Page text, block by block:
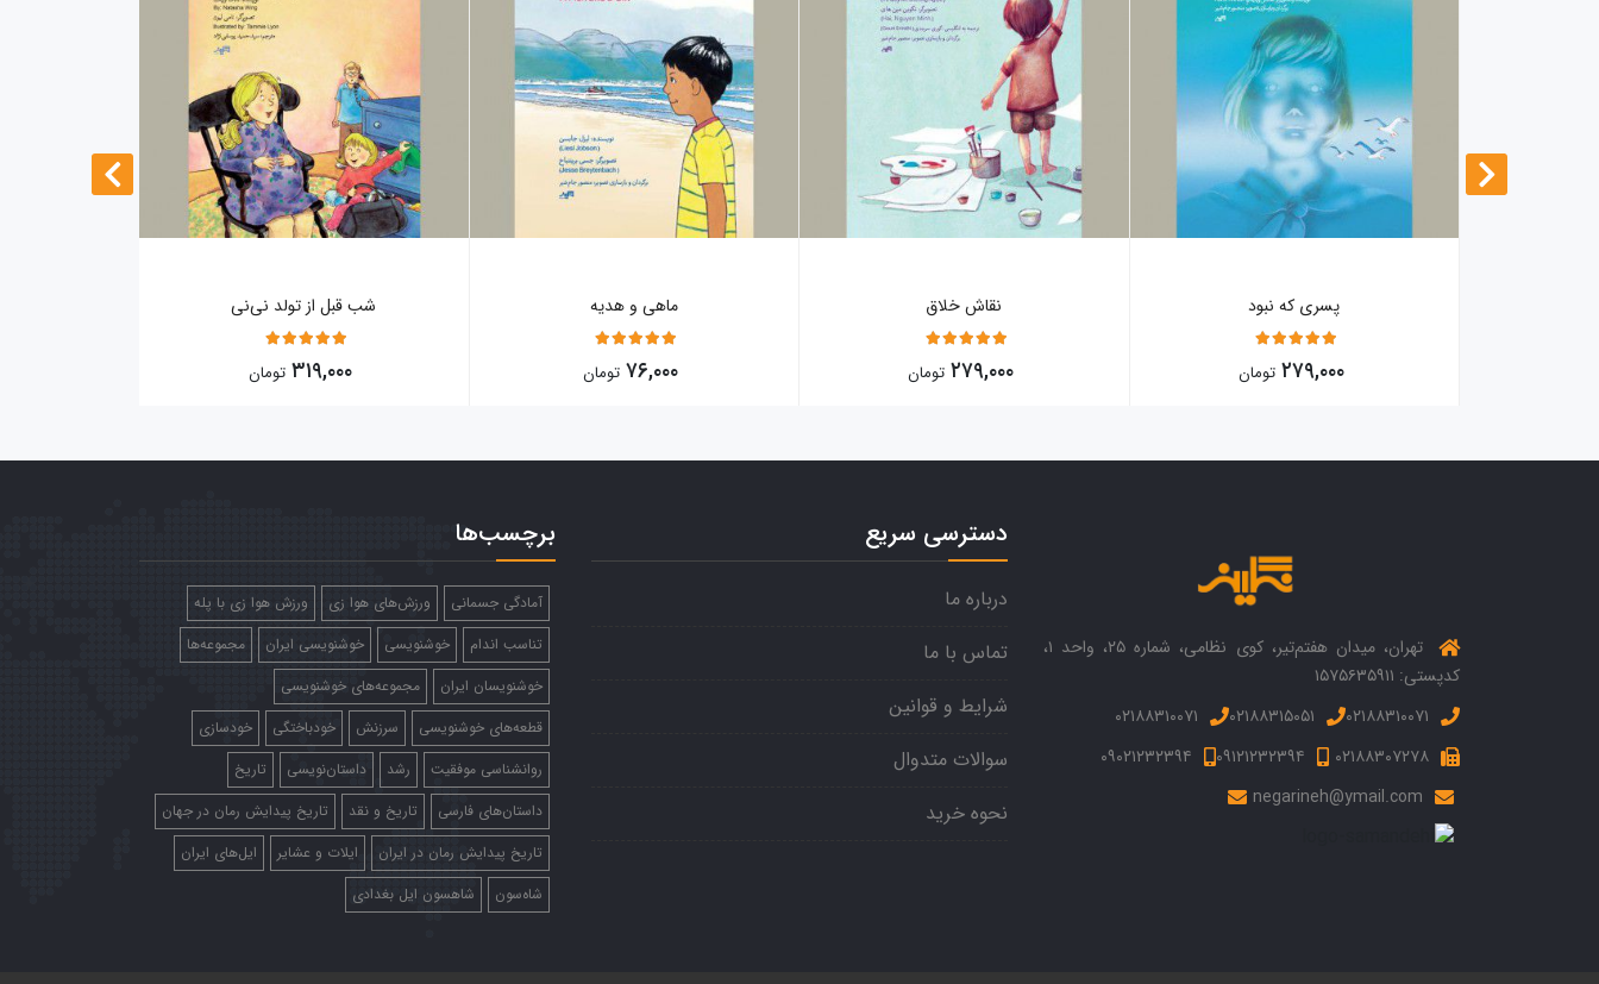
پسری که نبود
5
۲۷۹,۰۰۰ تومان
نقاش خلاق
5
۲۷۹,۰۰۰ تومان
ماهی و هدیه
5
۷۶,۰۰۰ تومان
شب قبل از تولد نی‌نی
5
۳۱۹,۰۰۰ تومان
تهران، میدان هفتم‌‌تیر، کوی نظامی، شماره ۲۵، واحد ۱،
کدپستی: ۱۵۷۵۶۳۵۹۱۱
۰۲۱۸۸۳۱۰۰۷۱
۰۲۱۸۸۳۱۵۰۵۱
۰۲۱۸۸۳۱۰۰۷۱
۰۲۱۸۸۳۰۷۲۷۸
۰۹۱۲۱۲۳۲۳۹۴
۰۹۰۲۱۲۳۲۳۹۴
negarineh@ymail.com
دسترسی سریع
درباره ما
تماس با ما
شرایط و قوانین
سوالات متدوال
نحوه خرید
برچسب‌ها
آمادگی جسمانی ورزش‌های هوا زی
ورزش هوا زی با پله
تناسب اندام
خوشنویسی خوشنویسی ایران
مجموعه‌ها
خوشنویسان ایران
مجموعه‌های خوشنویسی
قطعه‌های خوشنویسی
سرزنش خودباختگی
خودسازی
روانشناسی موفقیت
رشد داستان‌نویسی
تاریخ
داستان‌های فارسی
تاریخ و نقد
تاریخ پیدایش رمان در جهان
تاریخ پیدایش رمان در ایران
ایلات و عشایر
ایل‌های ایران
شاه‌سون
شاهسون ایل بغدادی